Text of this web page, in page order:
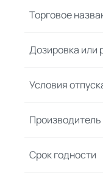
Торговое
Дозировка или
Условия
Производитель
Срок годности